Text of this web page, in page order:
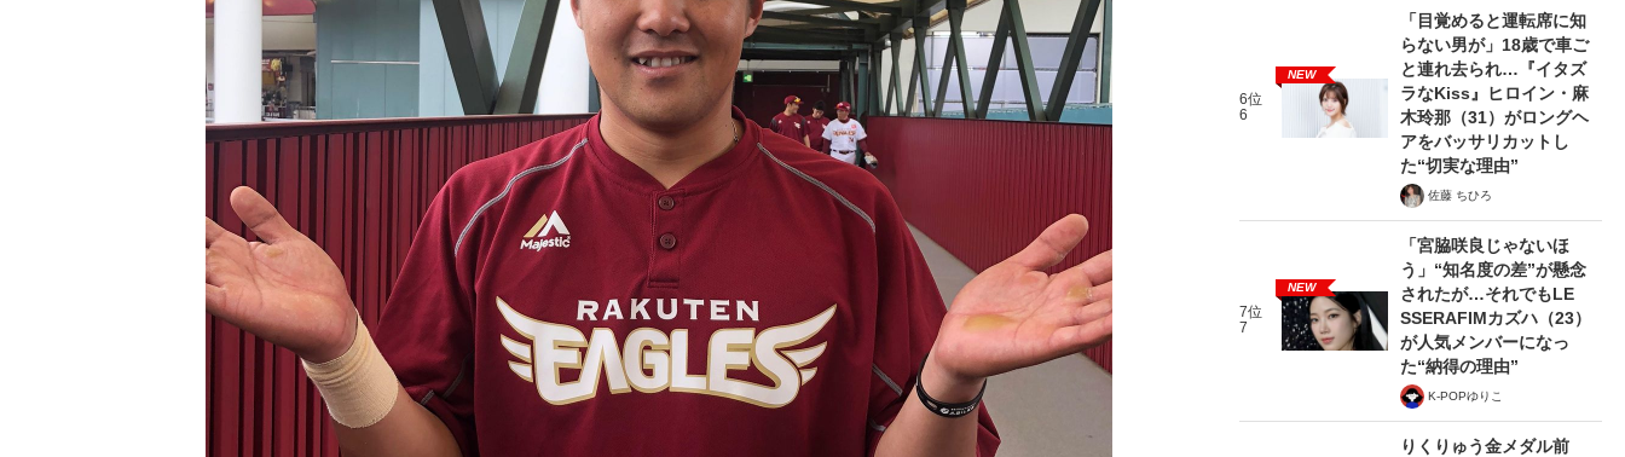
6位
6
NEW
「目覚めると運転席に知
らない男が」18歳で車ご
と連れ去られ…『イタズ
ラなKiss』ヒロイン・麻
木玲那（31）がロングヘ
アをバッサリカットし
た“切実な理由”
佐藤 ちひろ
7位
7
NEW
「宮脇咲良じゃないほ
う」“知名度の差”が懸念
されたが…それでもLE
SSERAFIMカズハ（23）
が人気メンバーになっ
た“納得の理由”
K-POPゆりこ
りくりゅう金メダル前